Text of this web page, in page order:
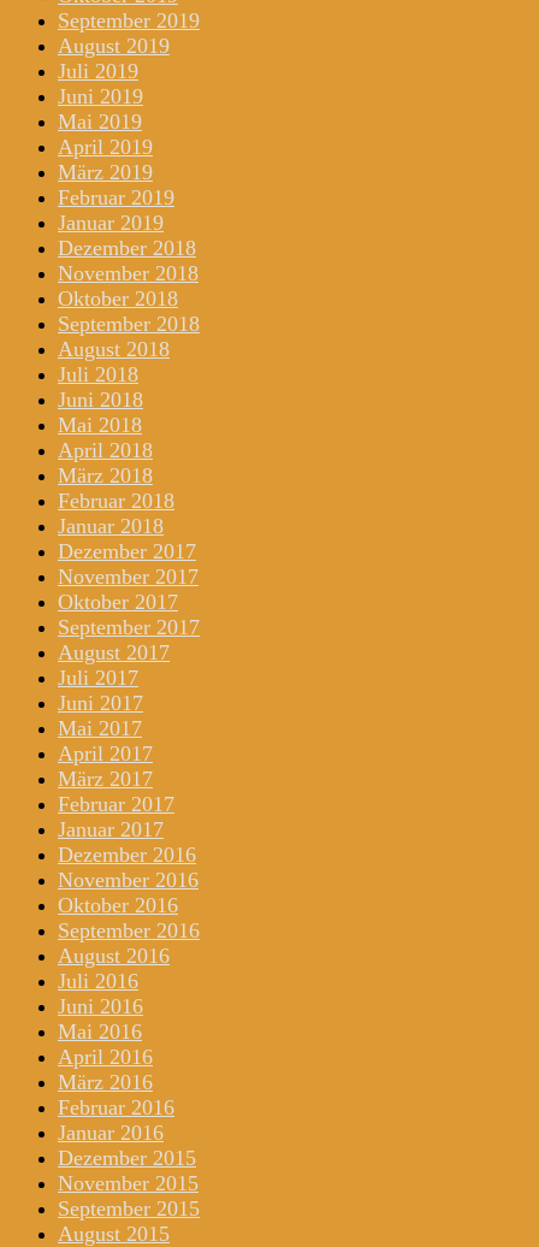
September 2019
August 2019
Juli 2019
Juni 2019
Mai 2019
April 2019
März 2019
Februar 2019
Januar 2019
Dezember 2018
November 2018
Oktober 2018
September 2018
August 2018
Juli 2018
Juni 2018
Mai 2018
April 2018
März 2018
Februar 2018
Januar 2018
Dezember 2017
November 2017
Oktober 2017
September 2017
August 2017
Juli 2017
Juni 2017
Mai 2017
April 2017
März 2017
Februar 2017
Januar 2017
Dezember 2016
November 2016
Oktober 2016
September 2016
August 2016
Juli 2016
Juni 2016
Mai 2016
April 2016
März 2016
Februar 2016
Januar 2016
Dezember 2015
November 2015
September 2015
August 2015